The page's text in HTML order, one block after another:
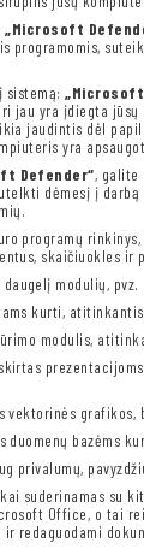
„Microsoft
programomis,
sistemą:
jau yra įdiegta
jaudintis dėl
yra
Defender“, galite
dėmesį į darbą
programų
skaičiuokles ir
daugelį modulių, pvz.
kurti, atitinkantis
modulis,
vektorinės grafikos,
duomenų bazėms
privalumų,
suderinamas su
Office, o tai
redaguodami